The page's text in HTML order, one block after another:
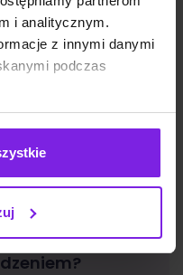
i analitycznym.
z innymi danymi
podczas
– jak